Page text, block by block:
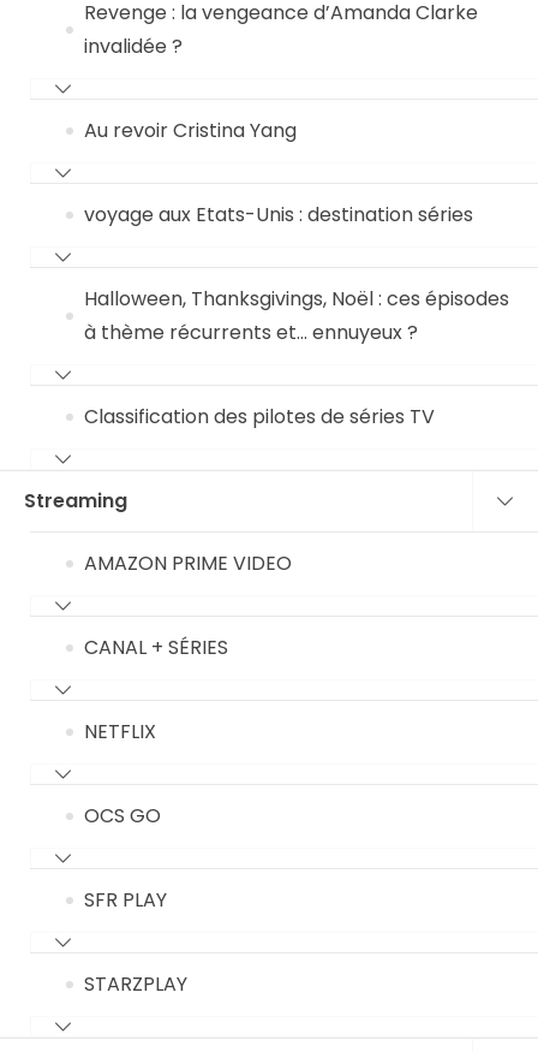
Revenge : la vengeance d’Amanda Clarke
invalidée ?
Au revoir Cristina Yang
voyage aux Etats-Unis : destination séries
Halloween, Thanksgivings, Noël : ces épisodes
à thème récurrents et… ennuyeux ?
Classification des pilotes de séries TV
Streaming
AMAZON PRIME VIDEO
CANAL + SÉRIES
NETFLIX
OCS GO
SFR PLAY
STARZPLAY